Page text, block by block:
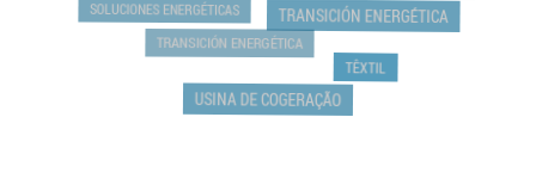
SOLUCIONES ENERGÉTICAS TRANSICIÓN ENERGÉTICA
TRANSICIÓN ENERGÉTICA
TÊXTIL
USINA DE COGERAÇÃO